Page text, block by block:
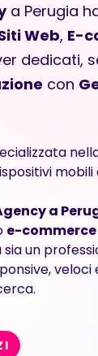
a Perugia
Web, E-
dedicati,
con
a
e-commerce
un